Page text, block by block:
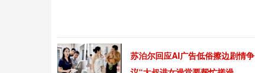
苏泊尔回应AI广告低俗擦边剧情争